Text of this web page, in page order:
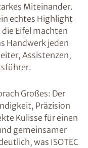
Miteinander.
echtes Highlight
Eifel machten
Handwerk jeden
Assistenzen,
Großes: Der
Präzision
Kulisse für einen
gemeinsamer
was ISOTEC